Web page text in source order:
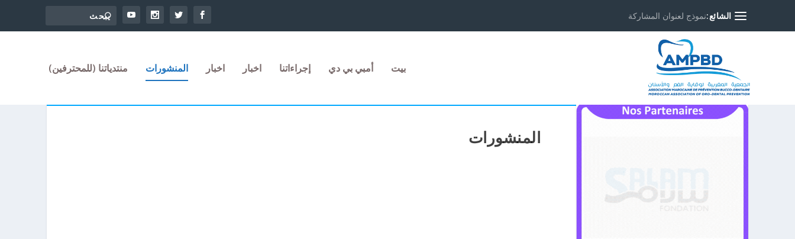
الشائع:نموذج لعنوان المشاركة
بيت أمبي بي دي إجراءاتنا اخبار اخبار المنشورات منتدياتنا (للمحترفين)
المنشورات